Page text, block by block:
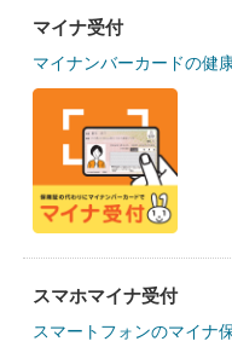
マイナ受付
マイナンバーカードの健
スマホマイナ受付
スマートフォンのマイナ